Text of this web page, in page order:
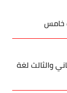
خامس
والثالث لغة